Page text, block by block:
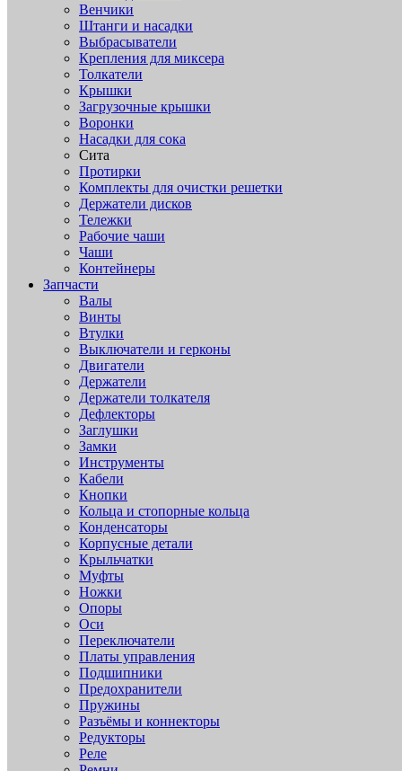
Венчики
Штанги и насадки
Выбрасыватели
Крепления для миксера
Толкатели
Крышки
Загрузочные крышки
Воронки
Насадки для сока
Сита
Протирки
Комплекты для очистки решетки
Держатели дисков
Тележки
Рабочие чаши
Чаши
Контейнеры
Запчасти
Валы
Винты
Втулки
Выключатели и герконы
Двигатели
Держатели
Держатели толкателя
Дефлекторы
Заглушки
Замки
Инструменты
Кабели
Кнопки
Кольца и стопорные кольца
Конденсаторы
Корпусные детали
Крыльчатки
Муфты
Ножки
Опоры
Оси
Переключатели
Платы управления
Подшипники
Предохранители
Пружины
Разъёмы и коннекторы
Редукторы
Реле